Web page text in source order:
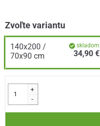
Zvoľte variantu
140x200 /
70x90 cm
skladom
34,90 €
+
-